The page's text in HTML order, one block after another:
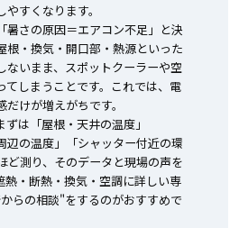
すくなります。
暑さの原因＝エアコン不足」と決
根・換気・開口部・熱源といった
ないまま、スポットクーラーや空
てしまうことです。これでは、電
けが増えがちです。
は「屋根・天井の温度」
辺の温度」「シャッター付近の環
ど測り、そのデータと現場の声を
熱・断熱・換気・空調に詳しい専
らの相談"をするのがおすすめで